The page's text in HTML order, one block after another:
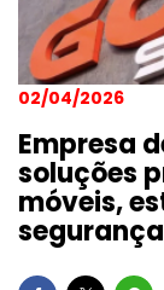
02/04/2026
Empresa
soluções
móveis,